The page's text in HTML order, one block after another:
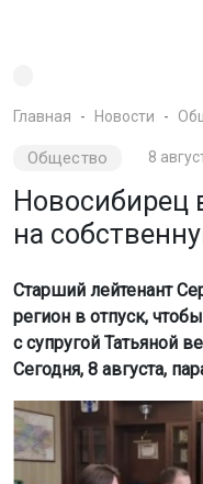
Главная Новости
Общество 8
Новосибирец
на
Старший лейтенант
регион в отпуск,
с супругой Татьяной
Сегодня, 8 августа,